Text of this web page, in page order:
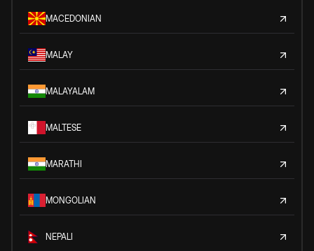
MACEDONIAN
MALAY
MALAYALAM
MALTESE
MARATHI
MONGOLIAN
NEPALI